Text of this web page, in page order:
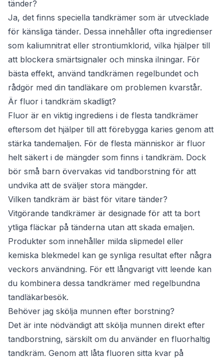
tänder?
Ja, det finns speciella tandkrämer som är utvecklade
för känsliga tänder. Dessa innehåller ofta ingredienser
som kaliumnitrat eller strontiumklorid, vilka hjälper till
att blockera smärtsignaler och minska ilningar. För
bästa effekt, använd tandkrämen regelbundet och
rådgör med din tandläkare om problemen kvarstår.
Är fluor i tandkräm skadligt?
Fluor är en viktig ingrediens i de flesta tandkrämer
eftersom det hjälper till att förebygga karies genom att
stärka tandemaljen. För de flesta människor är fluor
helt säkert i de mängder som finns i tandkräm. Dock
bör små barn övervakas vid tandborstning för att
undvika att de sväljer stora mängder.
Vilken tandkräm är bäst för vitare tänder?
Vitgörande tandkrämer är designade för att ta bort
ytliga fläckar på tänderna utan att skada emaljen.
Produkter som innehåller milda slipmedel eller
kemiska blekmedel kan ge synliga resultat efter några
veckors användning. För ett långvarigt vitt leende kan
du kombinera dessa tandkrämer med regelbundna
tandläkarbesök.
Behöver jag skölja munnen efter borstning?
Det är inte nödvändigt att skölja munnen direkt efter
tandborstning, särskilt om du använder en fluorhaltig
tandkräm. Genom att låta fluoren sitta kvar på